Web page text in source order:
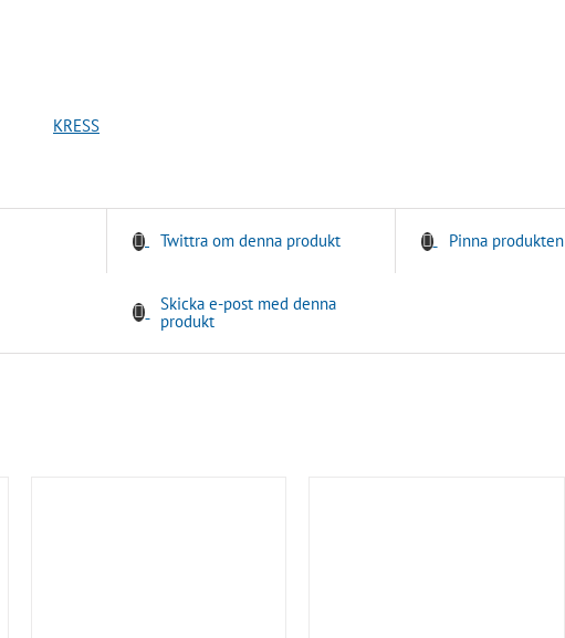
KRESS
Twittra om denna produkt Pinna produkten
Skicka e-post med denna
produkt